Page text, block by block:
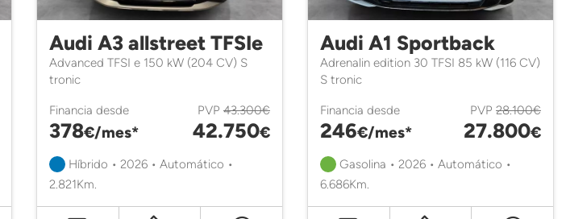
Audi A3 allstreet TFSIe
Advanced TFSI e 150 kW (204 CV) S
tronic
Financia desde
378€/mes*
PVP 43.300€
42.750€
Híbrido • 2026 • Automático •
2.821Km.
Audi A1 Sportback
Adrenalin edition 30 TFSI 85 kW (116 CV)
S tronic
Financia desde
246€/mes*
PVP 28.100€
27.800€
Gasolina • 2026 • Automático •
6.686Km.